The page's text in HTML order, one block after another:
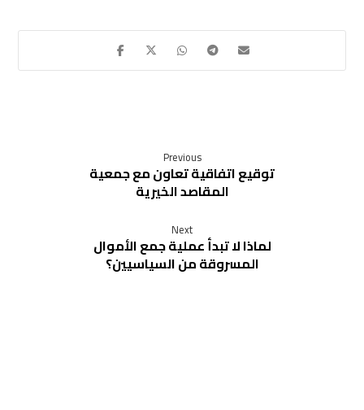
Previous
توقيع اتفاقية تعاون مع جمعية
المقاصد الخيرية
Next
لماذا لا تبدأ عملية جمع الأموال
المسروقة من السياسيين؟